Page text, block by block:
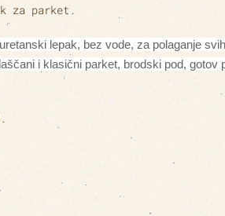
za parket.
lepak, bez vode, za polaganje
i klasični parket, brodski pod,
.